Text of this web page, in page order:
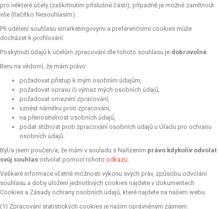
pro některé účely (zaškrtnutím příslušné části), případně je možné zamítnout
vše (tlačítko Nesouhlasím).
Při udělení souhlasu smarketingovými a preferenčními cookies může
docházet k profilování.
Poskytnutí údajů k účelům zpracování dle tohoto souhlasu je dobrovolné.
Beru na vědomí, že mám právo:
požadovat přístup k mým osobním údajům,
požadovat opravu či výmaz mých osobních údajů,
požadovat omezení zpracování,
vznést námitku proti zpracování,
na přenositelnost osobních údajů,
podat stížnost proti zpracování osobních údajů u Úřadu pro ochranu
osobních údajů.
Byl/a jsem poučen/a, že mám v souladu s Nařízením právo kdykoliv odvolat
svůj souhlas odvolat pomocí tohoto odkazu
Veškeré informace včetně možnosti výkonu svých práv, způsobu odvolání
souhlasu a doby uložení jednotlivých cookies najdete v dokumentech
Cookies a Zásady ochrany osobních údajů, které najdete na našem webu.
(1) Zpracování statistických cookies je naším oprávněným zájmem.